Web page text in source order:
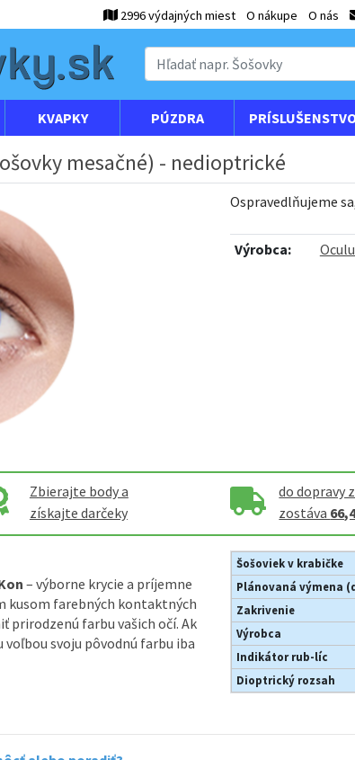
2996 výdajných miest O nákupe O nás
KVAPKY PÚZDRA
mesačné) - nedioptrické
Ospravedlňujeme
Výrobca:
Zbierajte body a
získajte darčeky
do dopravy
zostáva
– výborne krycie a príjemne
kusom farebných kontaktných
prirodzenú farbu vašich očí. Ak
svoju pôvodnú farbu iba
Šošoviek v krabičke
Plánovaná výmena
Zakrivenie
Výrobca
Indikátor rub-líc
Dioptrický rozsah